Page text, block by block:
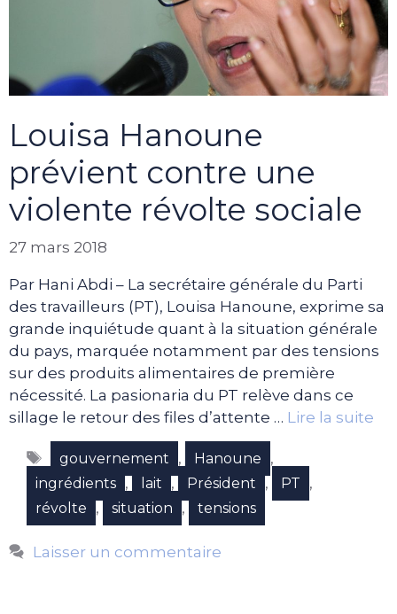
Louisa Hanoune
prévient contre une
violente révolte sociale
27 mars 2018
Par Hani Abdi – La secrétaire générale du Parti
des travailleurs (PT), Louisa Hanoune, exprime sa
grande inquiétude quant à la situation générale
du pays, marquée notamment par des tensions
sur des produits alimentaires de première
nécessité. La pasionaria du PT relève dans ce
sillage le retour des files d’attente … Lire la suite
Étiquettes
gouvernement , Hanoune ,
ingrédients , lait , Président , PT ,
révolte , situation , tensions
Laisser un commentaire